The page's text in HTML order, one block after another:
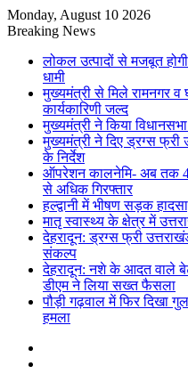
Monday, August 10 2026
Breaking News
लोकल उत्पादों से मजबूत
धामी
मुख्यमंत्री से मिले रामनगर
कार्यकारिणी जल्द
मुख्यमंत्री ने किया विधानसभा
मुख्यमंत्री ने दिए ड्रग्स फ्री
के निर्देश
ऑपरेशन कालनेमि- अब तक
से अधिक गिरफ्तार
हल्द्वानी में भीषण सड़क
मातृ स्वास्थ्य के क्षेत्र में
देहरादून: ड्रग्स फ्री
संकल्प
देहरादून: नशे के आदत वाले
डीएम ने लिया सख्त फैसला
पौड़ी गढ़वाल में फिर दिखा
हमला